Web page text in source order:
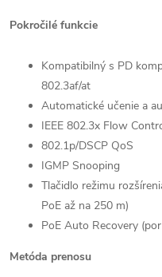
Pokročilé funkcie
Kompatibilný s PD
802.3af/at
Automatické učenie a
IEEE 802.3x Flow
802.1p/DSCP QoS
IGMP Snooping
Tlačidlo režimu
PoE až na 250 m)
PoE Auto Recovery
Metóda prenosu